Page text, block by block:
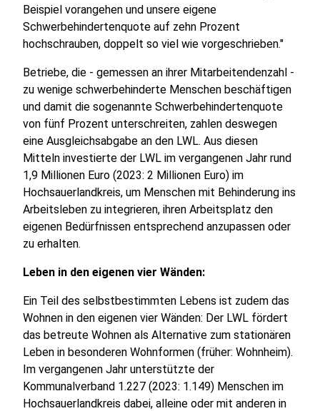
Beispiel vorangehen und unsere eigene
Schwerbehindertenquote auf zehn Prozent
hochschrauben, doppelt so viel wie vorgeschrieben."
Betriebe, die - gemessen an ihrer Mitarbeitendenzahl -
zu wenige schwerbehinderte Menschen beschäftigen
und damit die sogenannte Schwerbehindertenquote
von fünf Prozent unterschreiten, zahlen deswegen
eine Ausgleichsabgabe an den LWL. Aus diesen
Mitteln investierte der LWL im vergangenen Jahr rund
1,9 Millionen Euro (2023: 2 Millionen Euro) im
Hochsauerlandkreis, um Menschen mit Behinderung ins
Arbeitsleben zu integrieren, ihren Arbeitsplatz den
eigenen Bedürfnissen entsprechend anzupassen oder
zu erhalten.
Leben in den eigenen vier Wänden:
Ein Teil des selbstbestimmten Lebens ist zudem das
Wohnen in den eigenen vier Wänden: Der LWL fördert
das betreute Wohnen als Alternative zum stationären
Leben in besonderen Wohnformen (früher: Wohnheim).
Im vergangenen Jahr unterstützte der
Kommunalverband 1.227 (2023: 1.149) Menschen im
Hochsauerlandkreis dabei, alleine oder mit anderen in